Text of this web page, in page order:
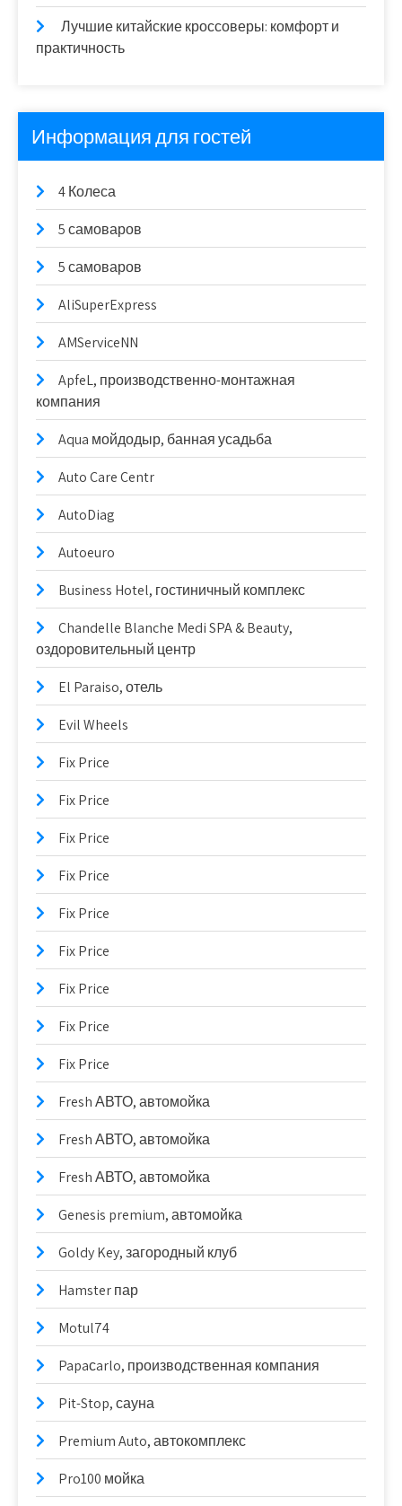
Лучшие китайские кроссоверы: комфорт и
практичность
Информация для гостей
4 Колеса
5 самоваров
5 самоваров
AliSuperExpress
AMServiceNN
ApfeL, производственно-монтажная
компания
Aqua мойдодыр, банная усадьба
Auto Care Centr
AutoDiag
Autoeuro
Business Hotel, гостиничный комплекс
Chandelle Blanche Medi SPA & Beauty,
оздоровительный центр
El Paraiso, отель
Evil Wheels
Fix Price
Fix Price
Fix Price
Fix Price
Fix Price
Fix Price
Fix Price
Fix Price
Fix Price
Fresh АВТО, автомойка
Fresh АВТО, автомойка
Fresh АВТО, автомойка
Genesis premium, автомойка
Goldy Key, загородный клуб
Hamster пар
Motul74
Papaсarlo, производственная компания
Pit-Stop, сауна
Premium Auto, автокомплекс
Pro100 мойка